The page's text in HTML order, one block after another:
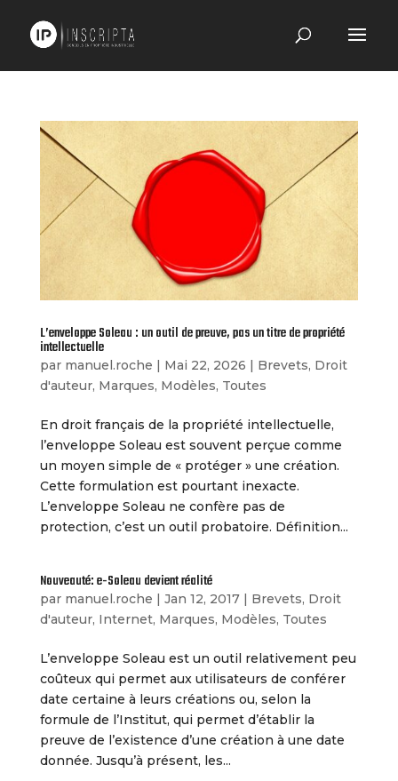
L’enveloppe Soleau : un outil de preuve, pas un titre de propriété
intellectuelle
par manuel.roche | Mai 22, 2026 | Brevets, Droit
d'auteur, Marques, Modèles, Toutes
En droit français de la propriété intellectuelle,
l’enveloppe Soleau est souvent perçue comme
un moyen simple de « protéger » une création.
Cette formulation est pourtant inexacte.
L’enveloppe Soleau ne confère pas de
protection, c’est un outil probatoire. Définition...
Nouveauté: e-Soleau devient réalité
par manuel.roche | Jan 12, 2017| Brevets, Droit
d'auteur, Internet, Marques, Modèles, Toutes
L’enveloppe Soleau est un outil relativement peu
coûteux qui permet aux utilisateurs de conférer
date certaine à leurs créations ou, selon la
formule de l’Institut, qui permet d’établir la
preuve de l’existence d’une création à une date
donnée. Jusqu’à présent, les...